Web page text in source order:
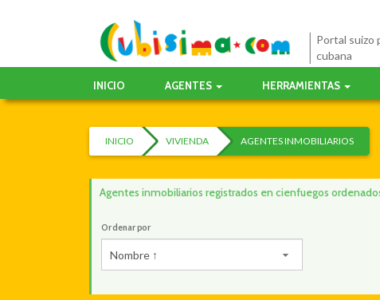
Portal suizo
cubana
INICIO AGENTES HERRAMIENTAS
INICIO VIVIENDA AGENTES INMOBILIARIOS
Agentes inmobiliarios registrados en cienfuegos
Ordenar por
Nombre ↑